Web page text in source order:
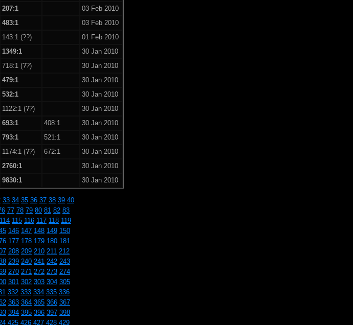
207:1
03 Feb 2010
483:1
03 Feb 2010
143:1 (??)
01 Feb 2010
1349:1
30 Jan 2010
718:1 (??)
30 Jan 2010
479:1
30 Jan 2010
532:1
30 Jan 2010
1122:1 (??)
30 Jan 2010
693:1 408:1
30 Jan 2010
793:1 521:1
30 Jan 2010
1174:1 (??) 672:1
30 Jan 2010
2760:1
30 Jan 2010
9830:1 30 Jan 2010
33 34 35 36 37 38 39 40
77 78 79 80 81 82 83
114 115 116 117 118 119
146 147 148 149 150
177 178 179 180 181
208 209 210 211 212
239 240 241 242 243
270 271 272 273 274
301 302 303 304 305
332 333 334 335 336
363 364 365 366 367
394 395 396 397 398
425 426 427 428 429